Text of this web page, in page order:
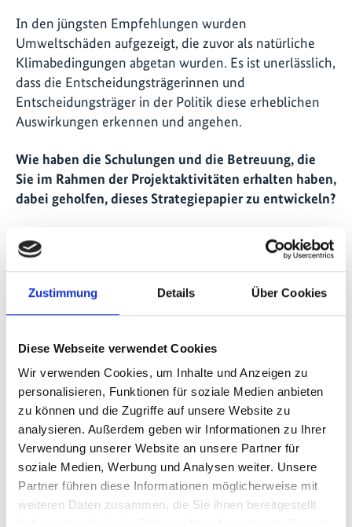
Zustimmung Details Über Cookies
Diese Webseite verwendet Cookies
Wir verwenden Cookies, um Inhalte und Anzeigen zu
personalisieren, Funktionen für soziale Medien anbieten
zu können und die Zugriffe auf unsere Website zu
analysieren. Außerdem geben wir Informationen zu Ihrer
Verwendung unserer Website an unsere Partner für
soziale Medien, Werbung und Analysen weiter. Unsere
Partner führen diese Informationen möglicherweise mit
weiteren Daten zusammen, die Sie ihnen bereitgestellt
In den jüngsten Empfehlungen wurden
Umweltschäden aufgezeigt, die zuvor als natürliche
Klimabedingungen abgetan wurden. Es ist unerlässlich,
dass die Entscheidungsträgerinnen und
Entscheidungsträger in der Politik diese erheblichen
Auswirkungen erkennen und angehen.
Wie haben die Schulungen und die Betreuung, die
Sie im Rahmen der Projektaktivitäten erhalten haben,
dabei geholfen, dieses Strategiepapier zu entwickeln?
Das Projekt hat mir geholfen, meine Fähigkeiten zu
verbessern. Ich konnte viele wertvolle Kontakte
knüpfen und wichtige Erkenntnisse gewinnen –
sowohl über meine Ausbilderinnen und Ausbilder als
auch über andere Teilnehmerinnen und Teilnehmer.
ausgetauscht, um über unsere Strategien zu diskutieren
und uns gegenseitig bei der Entwicklung und
Ausarbeitung zu unterstützen. Diese Arbeit war sehr
nützlich – mit jedem Entwurf wurde mir mehr und
mehr bewusst, wo meine Stärken und Schwächen
liegen, und welche Fähigkeiten ich hatte und noch
brauchte, um ein prägnantes und effektives
Strategiepapier zu schreiben.